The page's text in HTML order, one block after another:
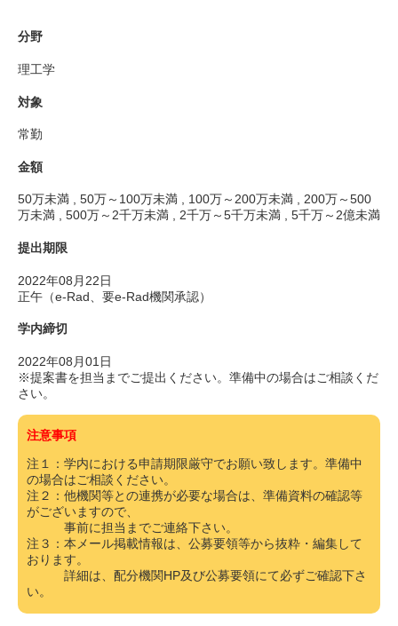
分野
理工学
対象
常勤
金額
50万未満 , 50万～100万未満 , 100万～200万未満 , 200万～500
万未満 , 500万～2千万未満 , 2千万～5千万未満 , 5千万～2億未満
提出期限
2022年08月22日
正午（e-Rad、要e-Rad機関承認）
学内締切
2022年08月01日
※提案書を担当までご提出ください。準備中の場合はご相談くだ
さい。
注意事項
注１：学内における申請期限厳守でお願い致します。準備中
の場合はご相談ください。
注２：他機関等との連携が必要な場合は、準備資料の確認等
がございますので、
事前に担当までご連絡下さい。
注３：本メール掲載情報は、公募要領等から抜粋・編集して
おります。
詳細は、配分機関HP及び公募要領にて必ずご確認下さ
い。